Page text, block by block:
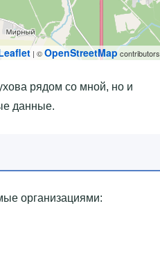
| ©OpenStreetMap contributors
рядом со мной, но и
данные.
организациями: